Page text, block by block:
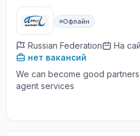
Офлайн
Russian Federation
На
нет вакансий
We can become good
agent services